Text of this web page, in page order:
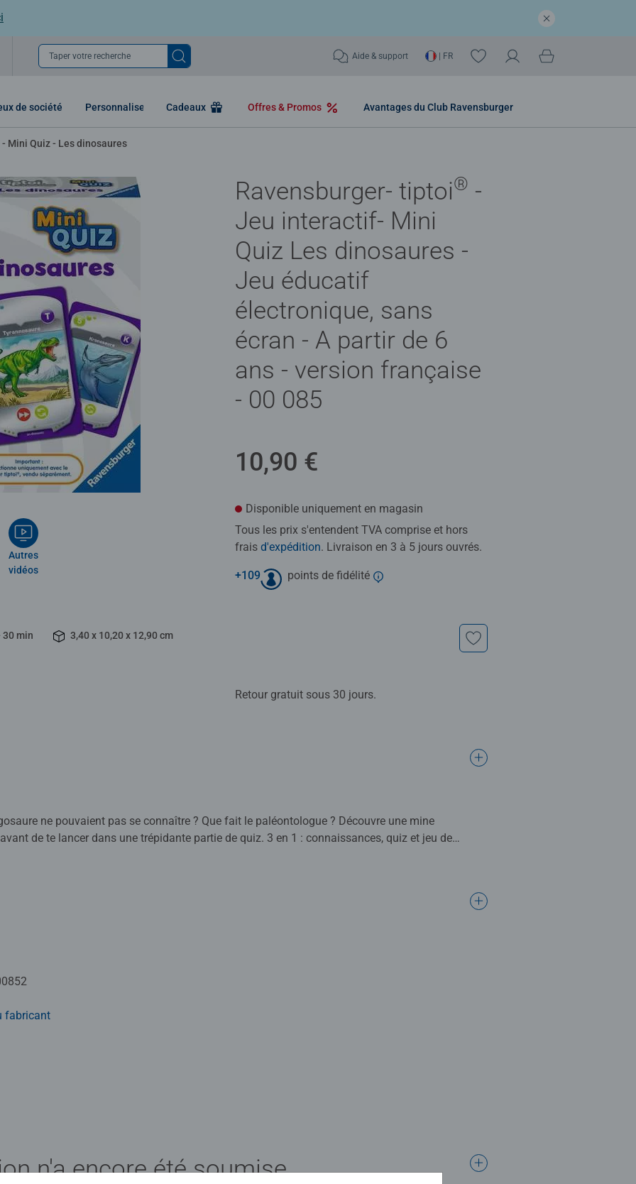
Taper votre recherche Aide & support | FR
de société Personnaliser Cadeaux Offres & Promos Avantages du Club Ravensburger
- Mini Quiz - Les dinosaures
Autres
vidéos
30 min 3,40 x 10,20 x 12,90 cm
Ravensburger- tiptoi® -
Jeu interactif- Mini
Quiz Les dinosaures -
Jeu éducatif
électronique, sans
écran - A partir de 6
ans - version française
- 00 085
10,90 €
Disponible uniquement en magasin
Tous les prix s'entendent TVA comprise et hors
frais d'expédition. Livraison en 3 à 5 jours ouvrés.
+109 points de fidélité
Retour gratuit sous 30 jours.
ne pouvaient pas se connaître ? Que fait le paléontologue ? Découvre une mine
de te lancer dans une trépidante partie de quiz. 3 en 1 : connaissances, quiz et jeu de
fabricant
n'a encore été soumise